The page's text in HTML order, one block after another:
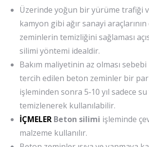
Üzerinde yoğun bir yürüme trafiği
kamyon gibi ağır sanayi
zeminlerin temizliğini sağlaması
silimi yöntemi idealdir.
Bakım maliyetinin az olması sebebi
tercih edilen beton zeminler bir
işleminden sonra 5‐10 yıl sadece
temizlenerek kullanılabilir.
İÇMELER Beton silimi işleminde
malzeme kullanılır.